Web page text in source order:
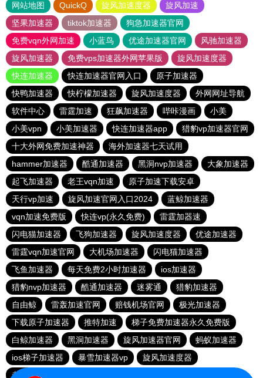
网站地图 QuickQ 旋风加速度器
旋风加速
坚果加速器
tiktok加速器
狗急加速器官网
免费vqn外网加速
小蓝鸟 优途加速器官网
风驰加速器
旋风加速器
免费vps加速器外网苹果版
旋风加速度器
快连加速器
快连加速器官网入口
原子加速器
快鸭加速器
快柠檬加速器 旋风加速度器
外网网址导航
软件中心
雷霆加速 狂飙加速器 哔咔漫画
小美
小美vpn
小美加速器 快连加速器app
猎豹vp加速器官网
十大外网免费加速神器
海外加速器七天试用
hammer加速器
酷通加速器 黑洞nvp加速器
大象加速器
起飞加速器
老王vqn加速
原子加速下载安卓
天行vp加速
旋风加速官网入口2024
蓝鲸加速器
vqn加速免费版
快连vp(永久免费)
雷霆加器速
闪电猫加速器
飞狗加速器 旋风加速度器
优途加速器
雷霆vqn加速官网
大机场加速器
闪电猫加速器
飞鱼加速器
每天免费2小时加速器
ios加速器
猎豹nvp加速器
酷通加速器 迷雾通
猎豹加速器
自由鲸
雷轰加速官网 赔钱机场官网
极光加速器
下载原子加速器
推特加速
梯子免费加速器永久免费版
白鲸加速器
黑洞加速器 旋风加速器官网
蚂蚁加速器
ios梯子加速器
暴雪加速器vp
旋风加速度器
老佛爷加速器